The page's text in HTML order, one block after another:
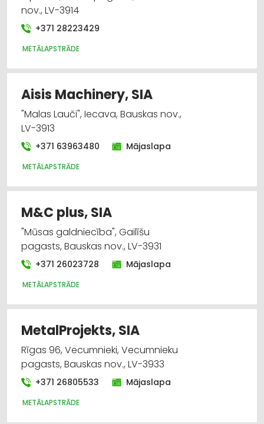
nov., LV-3914
+371 28223429
METĀLAPSTRĀDE
Aisis Machinery, SIA
"Malas Lauči", Iecava, Bauskas nov.,
LV-3913
+371 63963480 Mājaslapa
METĀLAPSTRĀDE
M&C plus, SIA
"Mūsas galdniecība", Gailīšu
pagasts, Bauskas nov., LV-3931
+371 26023728 Mājaslapa
METĀLAPSTRĀDE
MetalProjekts, SIA
Rīgas 96, Vecumnieki, Vecumnieku
pagasts, Bauskas nov., LV-3933
+371 26805533 Mājaslapa
METĀLAPSTRĀDE